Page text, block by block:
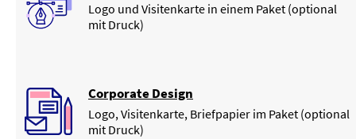
Logo und Visitenkarte in einem Paket (optional
mit Druck)
Corporate Design
Logo, Visitenkarte, Briefpapier im Paket (optional
mit Druck)